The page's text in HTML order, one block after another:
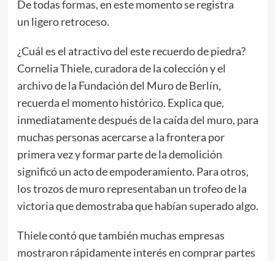
De todas formas, en este momento se registra
un ligero retroceso.
¿Cuál es el atractivo del este recuerdo de piedra?
Cornelia Thiele, curadora de la colección y el
archivo de la Fundación del Muro de Berlín,
recuerda el momento histórico. Explica que,
inmediatamente después de la caída del muro, para
muchas personas acercarse a la frontera por
primera vez y formar parte de la demolición
significó un acto de empoderamiento. Para otros,
los trozos de muro representaban un trofeo de la
victoria que demostraba que habían superado algo.
Thiele contó que también muchas empresas
mostraron rápidamente interés en comprar partes